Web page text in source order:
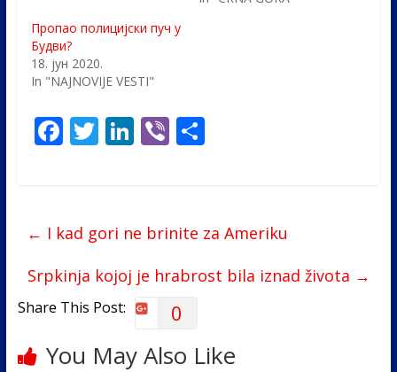
Пропао полицијски пуч у
Будви?
18. јун 2020.
In "NAJNOVIJE VESTI"
F
ac
o
o
k
T
w
Li
n
dI
n
Vi
b
S
← I kad gori ne brinite za Ameriku
Srpkinja kojoj je hrabrost bila iznad života →
Share This Post: 0
You May Also Like